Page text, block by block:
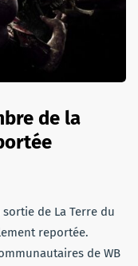
de la
de La Terre du
reportée.
de WB